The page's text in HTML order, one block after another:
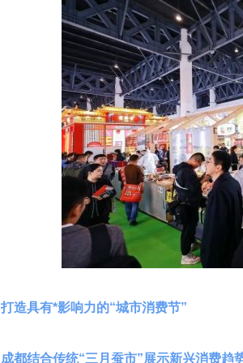
打造具有*影响力的“城市消费节”
成都结合传统“三月蚕市”展示新兴消费趋